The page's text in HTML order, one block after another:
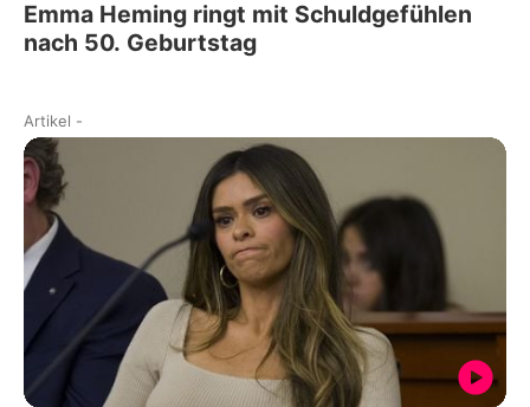
Emma Heming ringt mit Schuldgefühlen
nach 50. Geburtstag
Artikel -